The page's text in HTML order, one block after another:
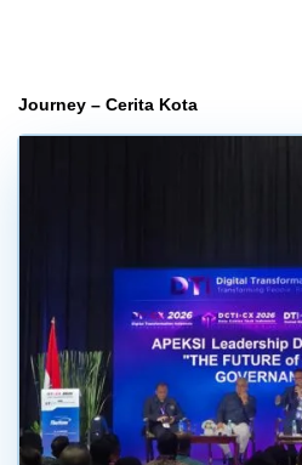
Journey – Cerita Kota